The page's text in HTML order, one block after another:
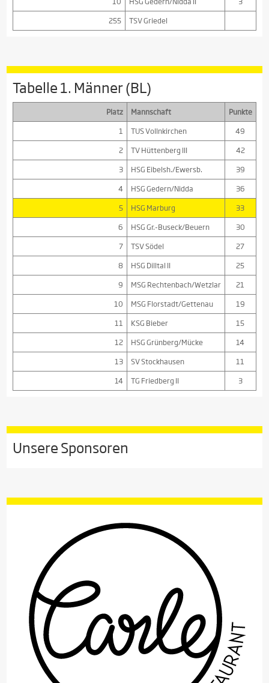
255
TSV Griedel
Tabelle 1. Männer (BL)
Platz Mannschaft
Punkte
1
TUS Vollnkirchen
49
2
TV Hüttenberg III
42
3
HSG Eibelsh./Ewersb.
39
4
HSG Gedern/Nidda
36
5
HSG Marburg
33
6
HSG Gr.-Buseck/Beuern
30
7
TSV Södel
27
8
HSG Dilltal II
25
9
MSG Rechtenbach/Wetzlar
21
10
MSG Florstadt/Gettenau
19
11
KSG Bieber
15
12
HSG Grünberg/Mücke
14
13
SV Stockhausen
11
14
TG Friedberg II 3
Unsere Sponsoren